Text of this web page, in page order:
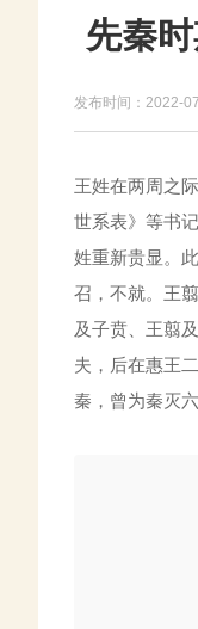
先秦
发布时间：2022-
王姓在两周之
世系表》等书
姓重新贵显。
召，不就。王
及子贲、王翦
夫，后在惠王
秦，曾为秦灭